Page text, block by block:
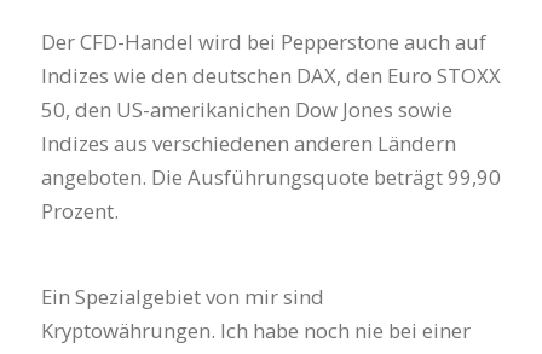
Der CFD-Handel wird bei Pepperstone auch auf
Indizes wie den deutschen DAX, den Euro STOXX
50, den US-amerikanichen Dow Jones sowie
Indizes aus verschiedenen anderen Ländern
angeboten. Die Ausführungsquote beträgt 99,90
Prozent.
Ein Spezialgebiet von mir sind
Kryptowährungen. Ich habe noch nie bei einer